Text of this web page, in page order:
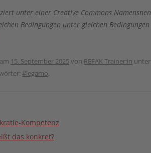
unter einer Creative Commons
Bedingungen unter gleichen
15. September 2025von REFAK Trainer:in unter
#legamo.
Kompetenz
das konkret?